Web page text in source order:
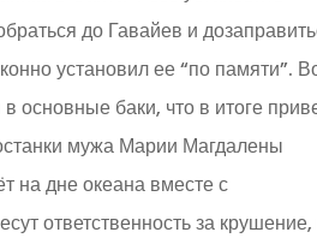
до Гавайев и
установил ее “по памяти”.
основные баки, что в итоге
мужа Марии Магдалены
на дне океана вместе с
ответственность за крушение,